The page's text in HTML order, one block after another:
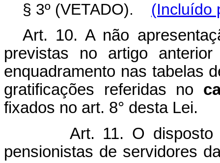
§ 3º (VETADO).
(Incluído
Art. 10. A não
previstas no artigo
enquadramento nas tabelas
gratificações referidas no
fixados no art. 8° desta Lei.
Art. 11. O
pensionistas de servidores